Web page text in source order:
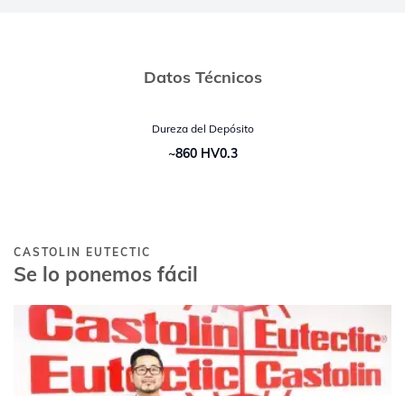
Datos Técnicos
Dureza del Depósito
~860 HV0.3
CASTOLIN EUTECTIC
Se lo ponemos fácil